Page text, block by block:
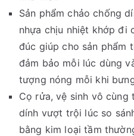
Sản phẩm chảo chống
nhựa chịu nhiệt khớp đi
đúc giúp cho sản phẩm
đảm bảo mỗi lúc dùng
tượng nóng mỗi khi
Cọ rửa, vệ sinh vô cùng
dính vượt trội lúc so
bằng kim loại tầm